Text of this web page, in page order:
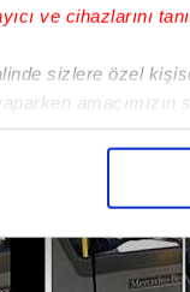
ve cihazlarını
sizlere özel
gelen
için İnternet